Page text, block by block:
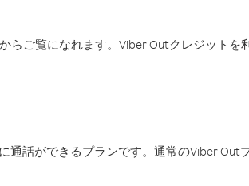
らご覧になれます。Viber Outクレジット
通話ができるプランです。通常のViber Out